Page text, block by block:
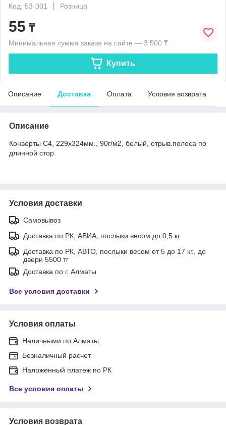
Код: 53-301
Розница
55 ₸
Минимальная сумма заказа на сайте — 3 500 ₸
Купить
Описание Доставка Оплата Условия возврата
Описание
Конверты С4, 229x324мм., 90г/м2, белый, отрыв.полоса по
длинной стор.
Условия доставки
Самовывоз
Доставка по РК, АВИА, послыки весом до 0,5 кг
Доставка по РК, АВТО, послыки весом от 5 до 17 кг., до
двери 5500 тг
Доставка по г. Алматы
Все условия доставки
Условия оплаты
Наличными по Алматы
Безналичный расчет
Наложенный платеж по РК
Все условия оплаты
Условия возврата